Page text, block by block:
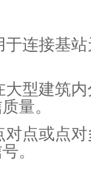
连接基站
型建筑内
量。
点或点对
。